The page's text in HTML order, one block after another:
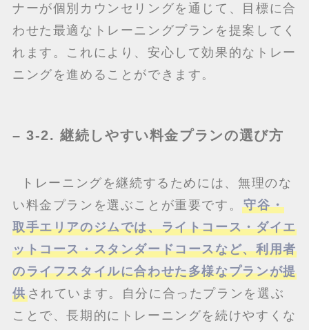
ナーが個別カウンセリングを通じて、目標に合
わせた最適なトレーニングプランを提案してく
れます。これにより、安心して効果的なトレー
ニングを進めることができます。
– 3-2. 継続しやすい料金プランの選び方
トレーニングを継続するためには、無理のな
い料金プランを選ぶことが重要です。守谷・
取手エリアのジムでは、ライトコース・ダイエ
ットコース・スタンダードコースなど、利用者
のライフスタイルに合わせた多様なプランが提
供されています。自分に合ったプランを選ぶ
ことで、長期的にトレーニングを続けやすくな